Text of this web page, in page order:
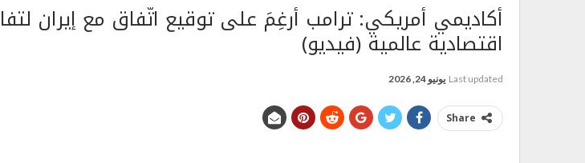
أكاديمي أمريكي: ترامب أُرغِمَ على توقيع اتّفاق مع إيران
اقتصادية عالمية (فيديو)
Last updated يونيو 24, 2026
Share